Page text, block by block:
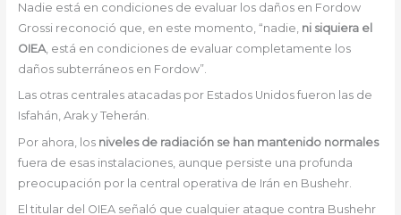
Nadie está en condiciones de evaluar los daños en Fordow
Grossi reconoció que, en este momento, “nadie, ni siquiera el
OIEA, está en condiciones de evaluar completamente los
daños subterráneos en Fordow”.
Las otras centrales atacadas por Estados Unidos fueron las de
Isfahán, Arak y Teherán.
Por ahora, los niveles de radiación se han mantenido normales
fuera de esas instalaciones, aunque persiste una profunda
preocupación por la central operativa de Irán en Bushehr.
El titular del OIEA señaló que cualquier ataque contra Bushehr